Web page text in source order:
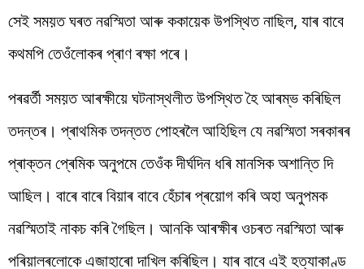
সেই সময়ত ঘৰত নৱস্মিতা আৰু ককায়েক উপস্থিত নাছিল, যাৰ বাবে
কথমপি তেওঁলোকৰ প্ৰাণ ৰক্ষা পৰে।
পৰৱৰ্তী সময়ত আৰক্ষীয়ে ঘটনাস্থলীত উপস্থিত হৈ আৰম্ভ কৰিছিল
তদন্তৰ। প্ৰাথমিক তদন্তত পোহৰলৈ আহিছিল যে নৱস্মিতা সৰকাৰৰ
প্ৰাক্তন প্ৰেমিক অনুপমে তেওঁক দীৰ্ঘদিন ধৰি মানসিক অশান্তি দি
আছিল। বাৰে বাৰে বিয়াৰ বাবে হেঁচাৰ প্ৰয়োগ কৰি অহা অনুপমক
নৱস্মিতাই নাকচ কৰি গৈছিল। আনকি আৰক্ষীৰ ওচৰত নৱস্মিতা আৰু
পৰিয়ালৰলোকে এজাহাৰো দাখিল কৰিছিল। যাৰ বাবে এই হত্যাকাণ্ড